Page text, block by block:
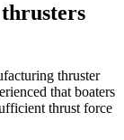
thruster
that boaters
thrust force